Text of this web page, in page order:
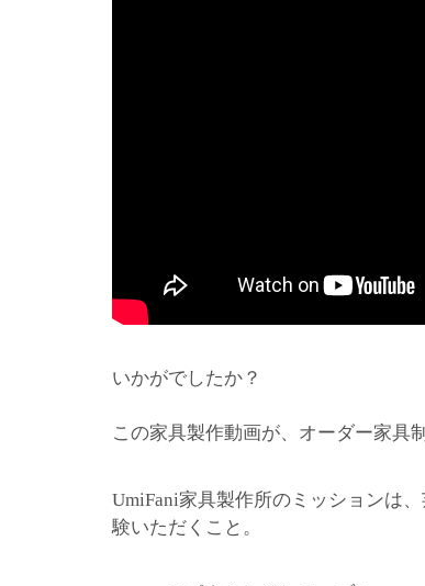
いかがでしたか？
この家具製作動画が、オーダー家具
UmiFani家具製作所のミッションは
験いただくこと。